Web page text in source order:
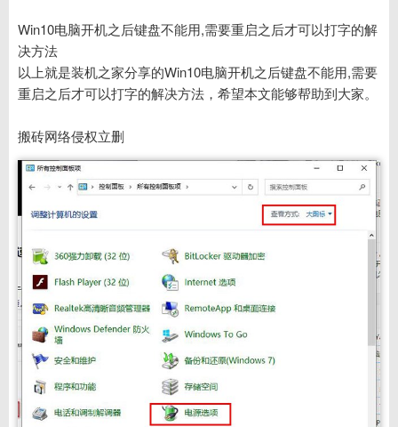
Win10电脑开机之后键盘不能用,需要重启之后才可以打字的解
决方法
以上就是装机之家分享的Win10电脑开机之后键盘不能用,需要
重启之后才可以打字的解决方法，希望本文能够帮助到大家。
搬砖网络侵权立删